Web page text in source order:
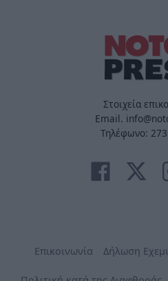
Στοιχεία
Email.
Τηλέφωνο:
Επικοινωνία Δήλωση